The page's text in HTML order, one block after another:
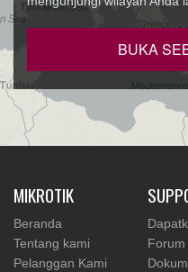
BUKA
MIKROTIK
Beranda
Tentang kami
Pelanggan Kami
Forum